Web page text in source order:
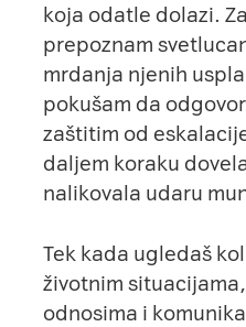
koja odatle dolazi.
prepoznam
mrdanja njenih
pokušam da
zaštitim od
daljem koraku
nalikovala udaru
Tek kada ugledaš
životnim
odnosima i